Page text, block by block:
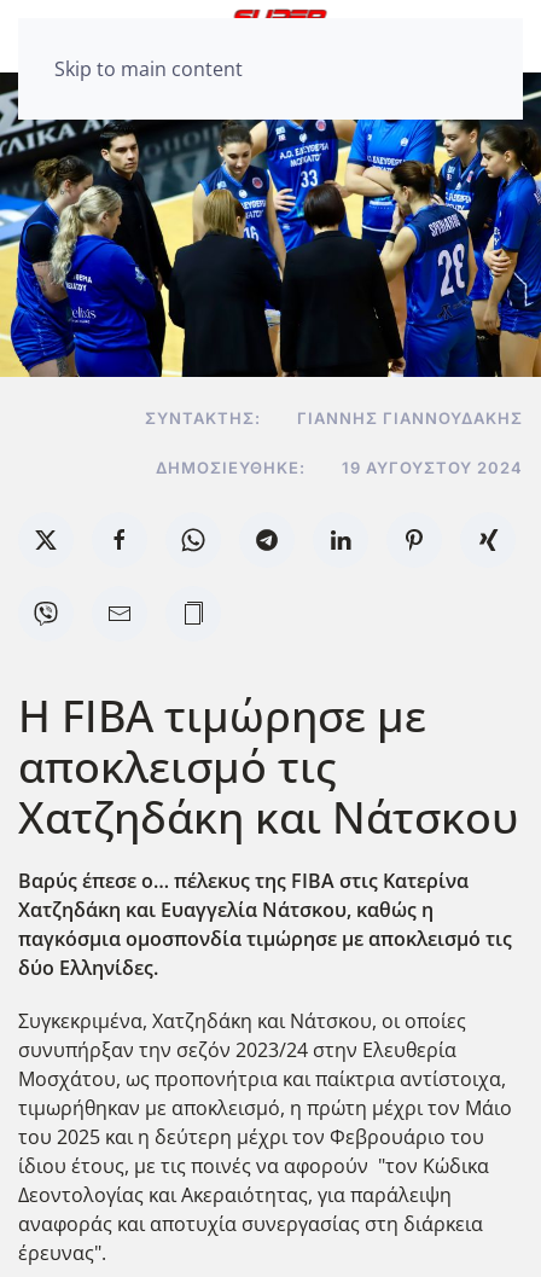
Skip to main content
ΣΥΝΤΆΚΤΗΣ: ΓΙΆΝΝΗΣ ΓΙΑΝΝΟΥΔΆΚΗΣ
ΔΗΜΟΣΙΕΎΘΗΚΕ: 19 ΑΥΓΟΎΣΤΟΥ 2024
Η FIBA τιμώρησε με
αποκλεισμό τις
Χατζηδάκη και Νάτσκου
Βαρύς έπεσε ο… πέλεκυς της FIBAστις Κατερίνα
Χατζηδάκη και Ευαγγελία Νάτσκου, καθώς η
παγκόσμια ομοσπονδία τιμώρησε με αποκλεισμό τις
δύο Ελληνίδες.
Συγκεκριμένα, Χατζηδάκη και Νάτσκου, οι οποίες
συνυπήρξαν την σεζόν 2023/24 στην Ελευθερία
Μοσχάτου, ως προπονήτρια και παίκτρια αντίστοιχα,
τιμωρήθηκαν με αποκλεισμό, η πρώτη μέχρι τον Μάιο
του 2025 και η δεύτερη μέχρι τον Φεβρουάριο του
ίδιου έτους, με τις ποινές να αφορούν "τον Κώδικα
Δεοντολογίας και Ακεραιότητας, για παράλειψη
αναφοράς και αποτυχία συνεργασίας στη διάρκεια
έρευνας".